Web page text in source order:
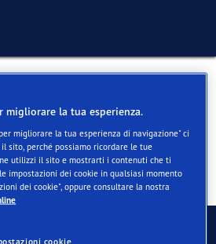
migliorare la tua esperienza.
migliorare la tua esperienza di navigazione" ci
sito, perché possiamo ricordare le tue
utilizzi il sito e mostrarti i contenuti che ti
impostazioni dei cookie in qualsiasi momento
dei cookie", oppure consultare la nostra
cookie